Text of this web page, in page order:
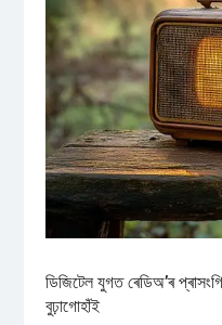
ডিজিটেল যুগত ৰেডিঅ’ৰ
বুঢ়াগোহাঁই